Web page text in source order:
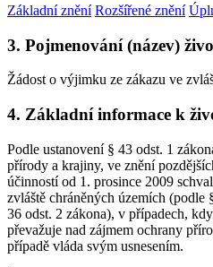
Základní znění Rozšířené znění
3. Pojmenování (název)
Žádost o výjimku ze zákazu ve
4. Základní informace k
Podle ustanovení § 43 odst. 1
přírody a krajiny, ve znění
účinností od 1. prosince 2009
zvláště chráněných územích (podle
36 odst. 2 zákona), v případech,
převažuje nad zájmem ochrany
případě vláda svým usnesením.